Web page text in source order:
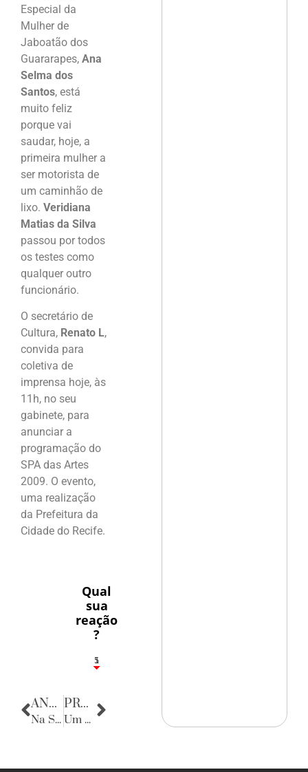
Especial da
Mulher de
Jaboatão dos
Guararapes, Ana
Selma dos
Santos, está
muito feliz
porque vai
saudar, hoje, a
primeira mulher a
ser motorista de
um caminhão de
lixo. Veridiana
Matias da Silva
passou por todos
os testes como
qualquer outro
funcionário.
O secretário de
Cultura, Renato L,
convida para
coletiva de
imprensa hoje, às
11h, no seu
gabinete, para
anunciar a
programação do
SPA das Artes
2009. O evento,
uma realização
da Prefeitura da
Cidade do Recife.
Qual
sua
reação
?
1
5
ANTERIOR
Na Sala da Justiça
PRÓXIMA
Um piano, por favor!